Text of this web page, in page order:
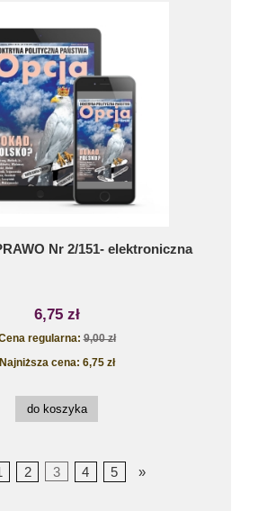
Nr 2/151- elektroniczna
6,75 zł
regularna:9,00 zł
Najniższa cena: 6,75 zł
do koszyka
2 3 4 5 »